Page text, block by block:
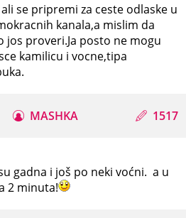
se pripremi za ceste odlaske u
kanala,a mislim da
jos proveri.Ja posto ne mogu
kamilicu i vocne,tipa
MASHKA 1517
gadna i još po neki voćni. a u
2 minuta!